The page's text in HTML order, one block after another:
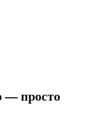
— просто